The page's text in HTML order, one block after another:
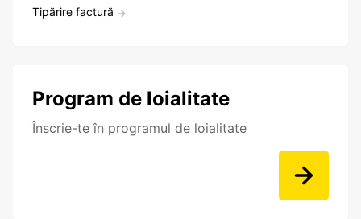
Tipărire factură
Program de loialitate
Înscrie-te în programul de loialitate